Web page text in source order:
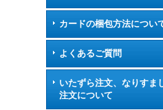
カードの梱包方法につい
よくあるご質問
いたずら注文、なりすま
注文について